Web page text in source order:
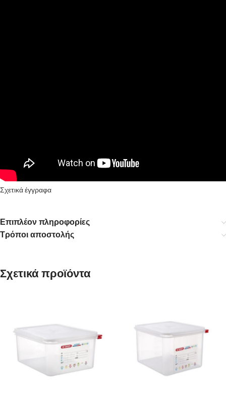
Σχετικά έγγραφα
Επιπλέον πληροφορίες
Τρόποι αποστολής
Σχετικά προϊόντα